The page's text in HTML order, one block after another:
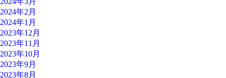
2024年2月
2024年1月
2023年12月
2023年11月
2023年10月
2023年9月
2023年8月